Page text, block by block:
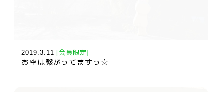
2019.3.11 [会員限定]
お空は繋がってますっ☆